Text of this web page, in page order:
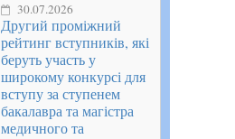
30.07.2026
Другий проміжний
рейтинг вступників, які
беруть участь у
широкому конкурсі для
вступу за ступенем
бакалавра та магістра
медичного та